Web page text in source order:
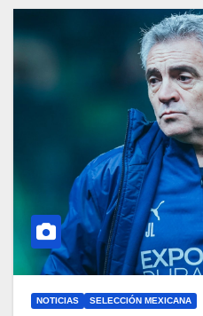
NOTICIAS SELECCIÓN MEXICANA